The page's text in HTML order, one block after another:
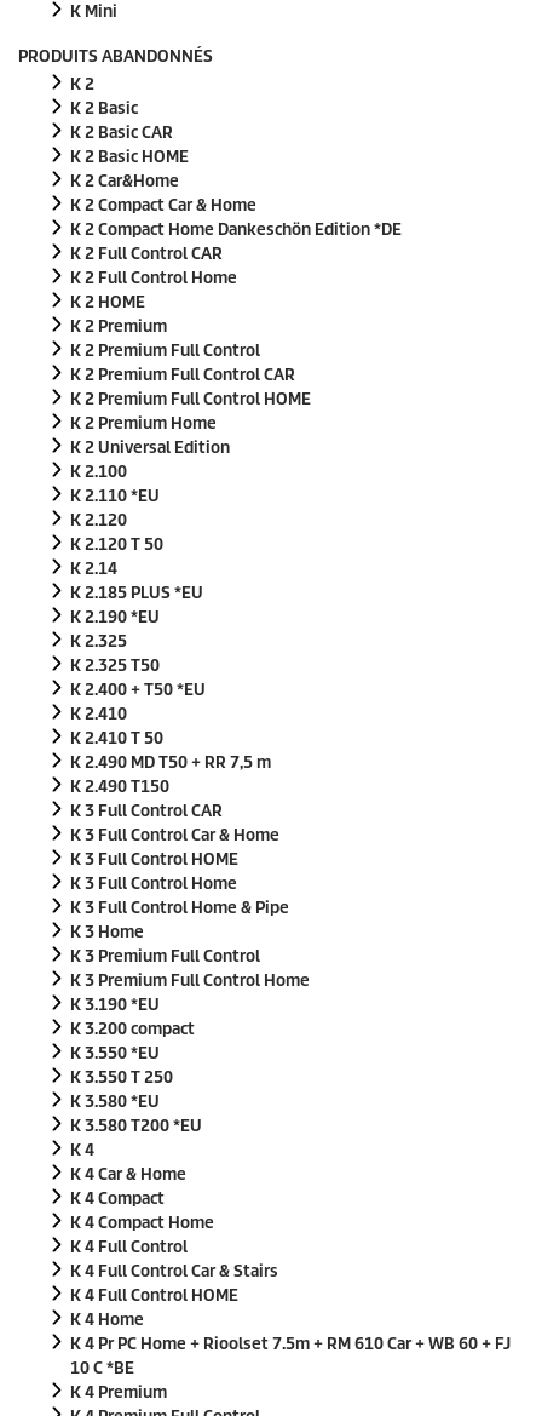
K Mini
PRODUITS ABANDONNÉS
K 2
K 2 Basic
K 2 Basic CAR
K 2 Basic HOME
K 2 Car&Home
K 2 Compact Car & Home
K 2 Compact Home Dankeschön Edition *DE
K 2 Full Control CAR
K 2 Full Control Home
K 2 HOME
K 2 Premium
K 2 Premium Full Control
K 2 Premium Full Control CAR
K 2 Premium Full Control HOME
K 2 Premium Home
K 2 Universal Edition
K 2.100
K 2.110 *EU
K 2.120
K 2.120 T 50
K 2.14
K 2.185 PLUS *EU
K 2.190 *EU
K 2.325
K 2.325 T50
K 2.400 + T50 *EU
K 2.410
K 2.410 T 50
K 2.490 MD T50 + RR 7,5 m
K 2.490 T150
K 3 Full Control CAR
K 3 Full Control Car & Home
K 3 Full Control HOME
K 3 Full Control Home
K 3 Full Control Home & Pipe
K 3 Home
K 3 Premium Full Control
K 3 Premium Full Control Home
K 3.190 *EU
K 3.200 compact
K 3.550 *EU
K 3.550 T 250
K 3.580 *EU
K 3.580 T200 *EU
K 4
K 4 Car & Home
K 4 Compact
K 4 Compact Home
K 4 Full Control
K 4 Full Control Car & Stairs
K 4 Full Control HOME
K 4 Home
K 4 Pr PC Home + Rioolset 7.5m + RM 610 Car + WB 60 + FJ
10 C *BE
K 4 Premium